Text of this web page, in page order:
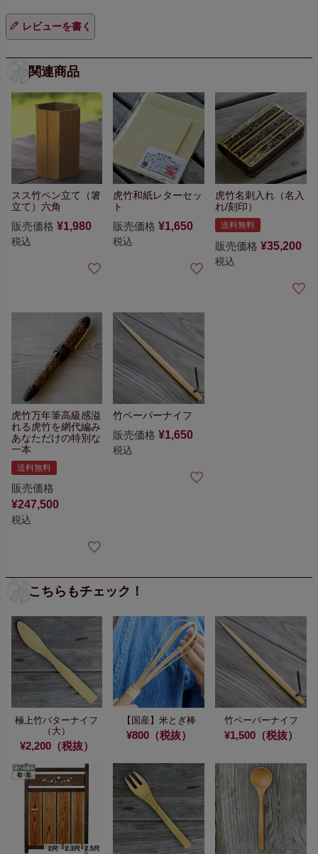
レビューを書く
関連商品
スス竹ペン立て（箸
立て）六角
販売価格 ¥1,980
税込
虎竹和紙レターセッ
ト
販売価格 ¥1,650
税込
虎竹名刺入れ（名入
れ/刻印）
送料無料
販売価格 ¥35,200
税込
虎竹万年筆高級感溢
れる虎竹を網代編み
あなただけの特別な
一本
送料無料
販売価格
¥247,500
税込
竹ペーパーナイフ
販売価格 ¥1,650
税込
こちらもチェック！
極上竹バターナイフ
（大）
¥2,200（税抜）
【国産】米とぎ棒
¥800（税抜）
竹ペーパーナイフ
¥1,500（税抜）